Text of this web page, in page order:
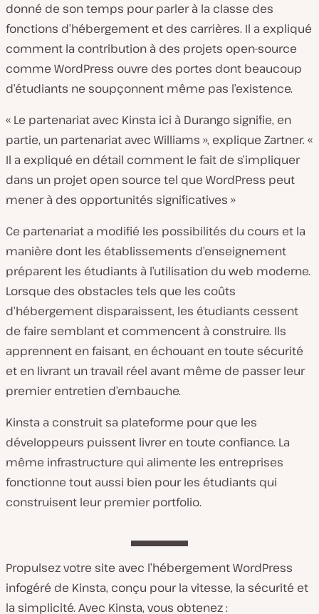
donné de son temps pour parler à la classe des
fonctions d’hébergement et des carrières. Il a expliqué
comment la contribution à des projets open-source
comme WordPress ouvre des portes dont beaucoup
d’étudiants ne soupçonnent même pas l’existence.
« Le partenariat avec Kinsta ici à Durango signifie, en
partie, un partenariat avec Williams », explique Zartner. «
Il a expliqué en détail comment le fait de s’impliquer
dans un projet open source tel que WordPress peut
mener à des opportunités significatives »
Ce partenariat a modifié les possibilités du cours et la
manière dont les établissements d’enseignement
préparent les étudiants à l’utilisation du web moderne.
Lorsque des obstacles tels que les coûts
d’hébergement disparaissent, les étudiants cessent
de faire semblant et commencent à construire. Ils
apprennent en faisant, en échouant en toute sécurité
et en livrant un travail réel avant même de passer leur
premier entretien d’embauche.
Kinsta a construit sa plateforme pour que les
développeurs puissent livrer en toute confiance. La
même infrastructure qui alimente les entreprises
fonctionne tout aussi bien pour les étudiants qui
construisent leur premier portfolio.
Propulsez votre site avec l’hébergement WordPress
infogéré de Kinsta, conçu pour la vitesse, la sécurité et
la simplicité. Avec Kinsta, vous obtenez :